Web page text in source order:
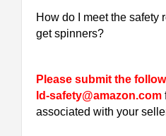
How do I meet the safety
get spinners?
Please submit the
ld-safety@amazon.com
associated with your